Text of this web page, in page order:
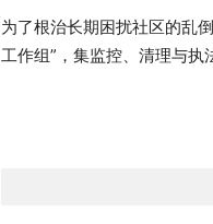
为了根治长期困扰社区的乱
工作组”，集监控、清理与执